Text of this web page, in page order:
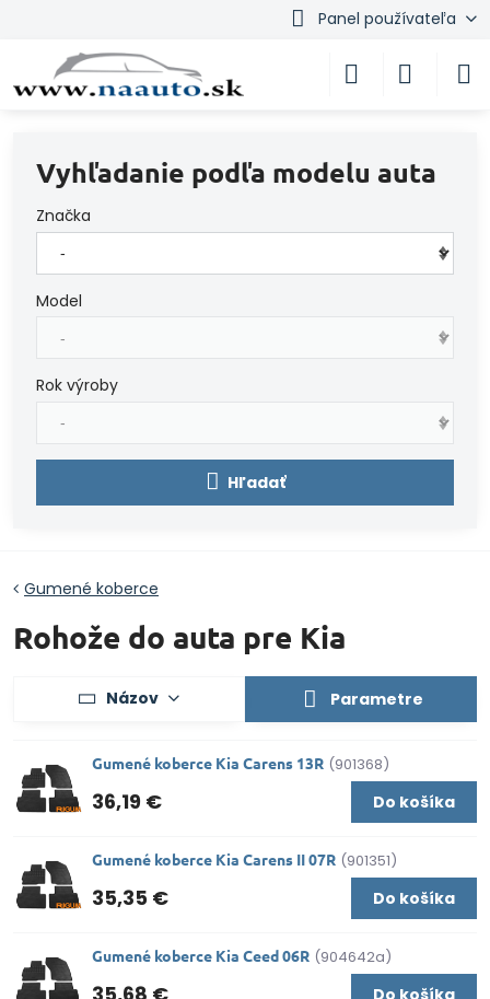
Panel používateľa
Vyhľadanie podľa modelu auta
Značka
Model
Rok výroby
Hľadať
Gumené koberce
Rohože do auta pre Kia
Názov Parametre
Gumené koberce Kia Carens 13R (901368)
36,19 € Do košíka
Gumené koberce Kia Carens II 07R (901351)
35,35 € Do košíka
Gumené koberce Kia Ceed 06R (904642a)
35,68 € Do košíka